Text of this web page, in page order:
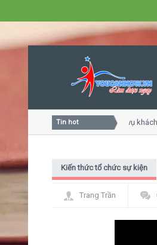
Tin hot
Khóa học Tư duy dịch vụ
Kiến thức tổ chức sự kiện
Trang Trần